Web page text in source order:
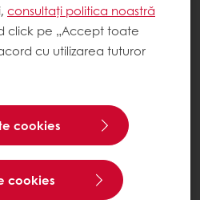
consultați politica noastră
click pe „Accept toate
cu utilizarea tuturor
cookies
cookies